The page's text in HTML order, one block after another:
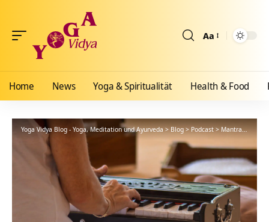
Aa
Home News Yoga & Spiritualität Health & Food
Yoga Vidya Blog - Yoga, Meditation und Ayurveda>Blog>Podcast>Mantra>Bhaja